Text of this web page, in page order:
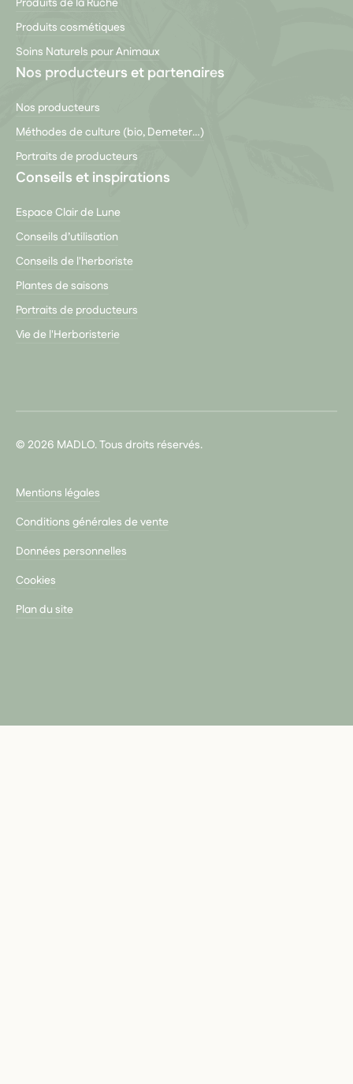
Produits cosmétiques
Soins Naturels pour Animaux
Nos producteurs et partenaires
Nos producteurs
Méthodes de culture (bio, Demeter…)
Portraits de producteurs
Conseils et inspirations
Espace Clair de Lune
Conseils d’utilisation
Conseils de l'herboriste
Plantes de saisons
Portraits de producteurs
Vie de l'Herboristerie
© 2026 MADLO. Tous droits réservés.
Mentions légales
Conditions générales de vente
Données personnelles
Cookies
Plan du site